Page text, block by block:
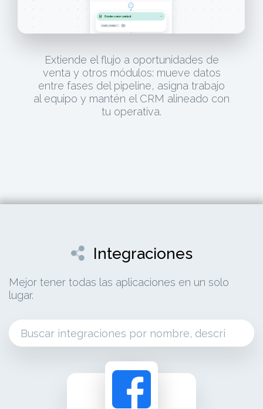
Extiende el flujo a oportunidades de
venta y otros módulos: mueve datos
entre fases del pipeline, asigna trabajo
al equipo y mantén el CRM alineado con
tu operativa.
Integraciones
Mejor tener todas las aplicaciones en un solo
lugar.
facebook ads conecta tus facebook ads
advertising